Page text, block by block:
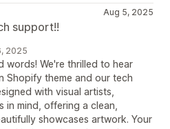
Aug 5, 2025
support!!
2025
words! We're thrilled to hear
Shopify theme and our tech
with visual artists,
in mind, offering a clean,
showcases artwork. Your